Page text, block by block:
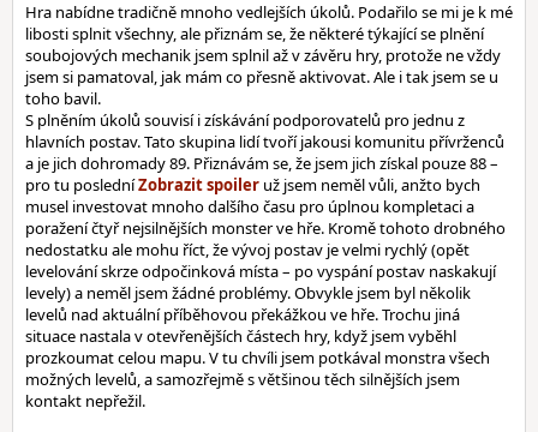
Hra nabídne tradičně mnoho vedlejších úkolů. Podařilo se mi je k mé
libosti splnit všechny, ale přiznám se, že některé týkající se plnění
soubojových mechanik jsem splnil až v závěru hry, protože ne vždy
jsem si pamatoval, jak mám co přesně aktivovat. Ale i tak jsem se u
toho bavil.
S plněním úkolů souvisí i získávání podporovatelů pro jednu z
hlavních postav. Tato skupina lidí tvoří jakousi komunitu přívrženců
a je jich dohromady 89. Přiznávám se, že jsem jich získal pouze 88 –
pro tu poslední
už jsem neměl vůli, anžto bych
musel investovat mnoho dalšího času pro úplnou kompletaci a
poražení čtyř nejsilnějších monster ve hře. Kromě tohoto drobného
nedostatku ale mohu říct, že vývoj postav je velmi rychlý (opět
levelování skrze odpočinková místa – po vyspání postav naskakují
levely) a neměl jsem žádné problémy. Obvykle jsem byl několik
levelů nad aktuální příběhovou překážkou ve hře. Trochu jiná
situace nastala v otevřenějších částech hry, když jsem vyběhl
prozkoumat celou mapu. V tu chvíli jsem potkával monstra všech
možných levelů, a samozřejmě s většinou těch silnějších jsem
kontakt nepřežil.